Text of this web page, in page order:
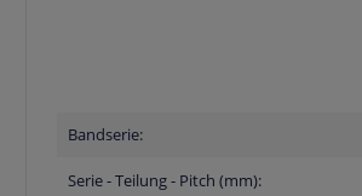
Bandserie:
Serie - Teilung - Pitch (mm):